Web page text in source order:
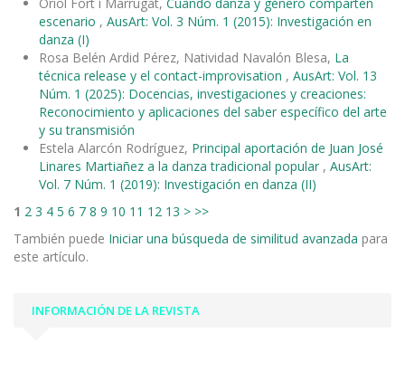
escenario , AusArt: Vol. 3 Núm. 1 (2015): Investigación en
danza (I)
Rosa Belén Ardid Pérez, Natividad Navalón Blesa, La
técnica release y el contact-improvisation , AusArt: Vol. 13
Núm. 1 (2025): Docencias, investigaciones y creaciones:
Reconocimiento y aplicaciones del saber específico del arte
y su transmisión
Estela Alarcón Rodríguez, Principal aportación de Juan José
Linares Martiañez a la danza tradicional popular , AusArt:
Vol. 7 Núm. 1 (2019): Investigación en danza (II)
1 2 3 4 5 6 7 8 9 10 11 12 13 > >>
También puede Iniciar una búsqueda de similitud avanzada para
este artículo.
INFORMACIÓN DE LA REVISTA